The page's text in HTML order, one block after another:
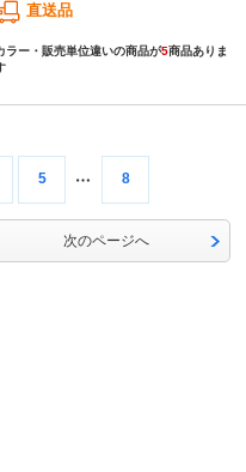
直送品
ラー・販売単位違いの商品が5商品ありま
5 8
次のページへ